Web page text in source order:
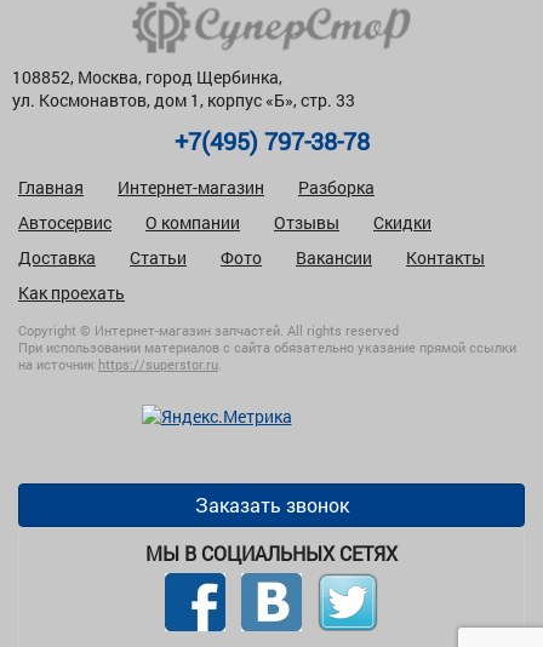
108852, Москва, город Щербинка,
ул. Космонавтов, дом 1, корпус «Б», стр. 33
+7(495) 797-38-78
Главная Интернет-магазин
Разборка
Автосервис
О компании Отзывы
Скидки
Доставка
Статьи Фото Вакансии
Контакты
Как проехать
Copyright © Интернет-магазин запчастей. All rights reserved
При использовании материалов с сайта обязательно указание прямой ссылки
на источник https://superstor.ru.
Заказать звонок
МЫ В СОЦИАЛЬНЫХ СЕТЯХ